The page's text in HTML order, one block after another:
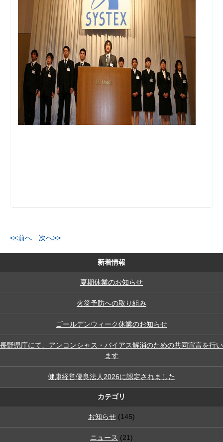
<<前へ 次へ>>
新着情報
夏期休業のお知らせ
火災予防への取り組み
ゴールデンウィーク休業のお知らせ
長野県庁にて、アンコンシャス・バイアス解消のための共同宣言を行い
ます
健康経営優良法人2026に認定されました
カテゴリ
お知らせ (145)
ニュース (21)